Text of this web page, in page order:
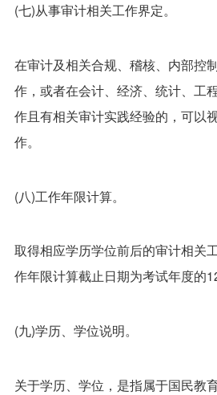
(七)从事审计相关工作界定。
在审计及相关合规、稽核、内部控
作，或者在会计、经济、统计、工
作且有相关审计实践经验的，可以
作。
(八)工作年限计算。
取得相应学历学位前后的审计相关
作年限计算截止日期为考试年度的
(九)学历、学位说明。
关于学历、学位，是指属于国民教